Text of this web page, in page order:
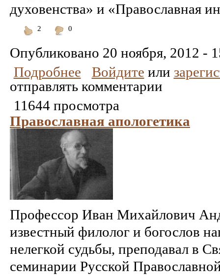
духовенства» и «Православная
2
0
Опубликовано 20 ноября, 2012 -
Подробнее
Войдите или
отправлять комментарии
11644 просмотра
Православная апологетика
Профессор Иван Михайлович
известный филолог и богослов
нелегкой судьбы, преподавал в
семинарии Русской